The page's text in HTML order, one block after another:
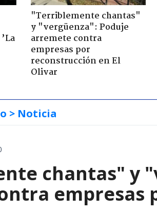
"Terriblemente chantas"
y "vergüenza": Poduje
arremete contra
empresas por
reconstrucción en El
Olivar
> Noticia
chantas" y
empresas